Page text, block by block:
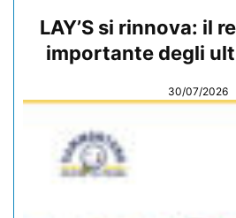
LAY’S si rinnova: il
importante degli
30/07/2026